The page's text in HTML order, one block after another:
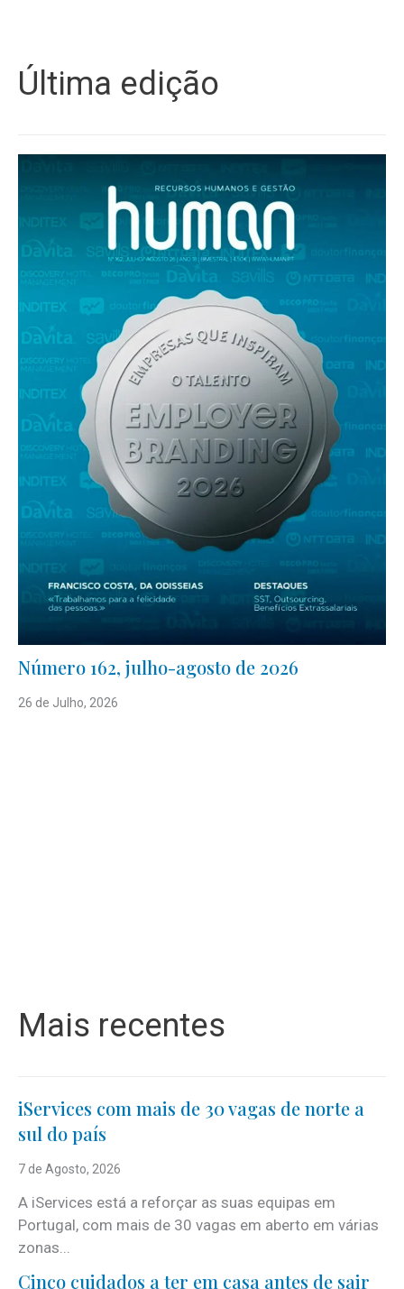
Última edição
Número 162, julho-agosto de 2026
26 de Julho, 2026
Mais recentes
iServices com mais de 30 vagas de norte a
sul do país
7 de Agosto, 2026
A iServices está a reforçar as suas equipas em
Portugal, com mais de 30 vagas em aberto em várias
zonas...
Cinco cuidados a ter em casa antes de sair